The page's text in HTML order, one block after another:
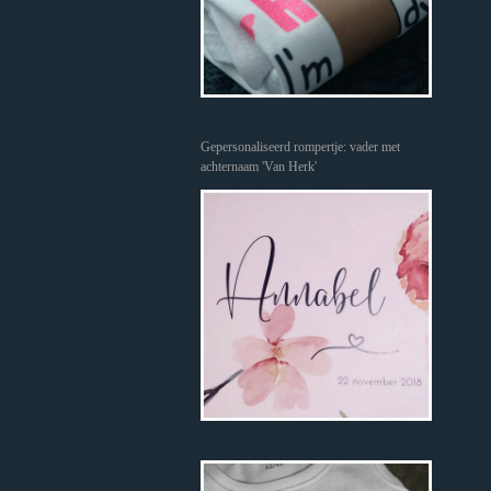
Gepersonaliseerd rompertje: vader met
achternaam 'Van Herk'